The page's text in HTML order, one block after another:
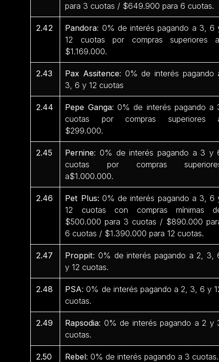
para 3 cuotas / $649.900 para 6 cuotas.
2.42 Pandora: 0% de interés pagando a 3, 6
12 cuotas por compras superiores
$1.169.000.
2.43 Pax Assitence: 0% de interés pagando
3, 6 y 12 cuotas
2.44 Pepe Ganga: 0% de interés pagando a
cuotas por compras superiores
$299.000.
2.45 Pernine: 0% de interés pagando a 3 y
cuotas por compras
a$1.000.000.
2.46 Pet Plus: 0% de interés pagando a 3, 6
12 cuotas con compras mínimas
$500.000 para 3 cuotas / $890.000
6 cuotas / $1.390.000 para 12 cuotas.
2.47 Proppit: 0% de interés pagando a 2, 3,
y 12 cuotas.
2.48 PSA: 0% de interés pagando a 2, 3, 6 y
cuotas.
2.49 Rapsodia: 0% de interés pagando a 2 y
cuotas.
2.50 Rebel: 0% de interés pagando a 3 cuotas.